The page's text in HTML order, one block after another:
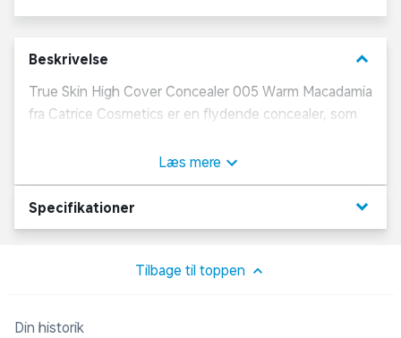
Beskrivelse keyboard_arrow_down
True Skin High Cover Concealer 005 Warm Macadamia
fra Catrice Cosmetics er en flydende concealer, som
med hyaluronsyre, der fugter huden op til 18 timer.
Påfør den lette concealer på områder med
ujævnheder i ansigtet, og afslut eventuelt med
pudder for et ensartet resultat.
Om Catrice Cosmetics
skønhedsprodukter – lige fra foundation, pudder,
Læs mere
Specifikationer keyboard_arrow_down
Tilbage til toppen
Din historik